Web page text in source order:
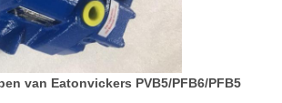
van Eatonvickers PVB5/PFB6/PFB5